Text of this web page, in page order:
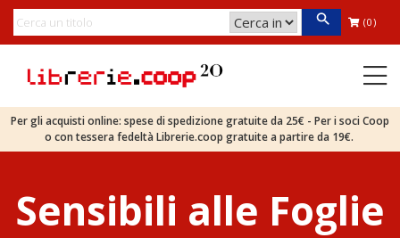
(0)
Per gli acquisti online: spese di spedizione gratuite da 25€ - Per i soci Coop
o con tessera fedeltà Librerie.coop gratuite a partire da 19€.
Sensibili alle Foglie